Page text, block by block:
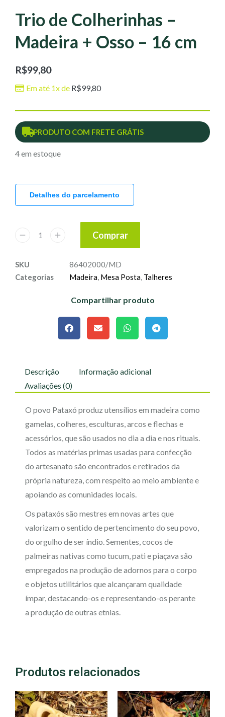
Trio de Colherinhas –
Madeira + Osso – 16 cm
R$99,80
Em até 1x de R$99,80
PRODUTO COM FRETE GRÁTIS
4 em estoque
Detalhes do parcelamento
Comprar
SKU
86402000/MD
Categorias
Madeira, Mesa Posta, Talheres
Compartilhar produto
Descrição
Informação adicional
Avaliações (0)
O povo Pataxó produz utensílios em madeira como
gamelas, colheres, esculturas, arcos e flechas e
acessórios, que são usados no dia a dia e nos rituais.
Todos as matérias primas usadas para confecção
do artesanato são encontrados e retirados da
própria natureza, com respeito ao meio ambiente e
apoiando as comunidades locais.
Os pataxós são mestres em novas artes que
valorizam o sentido de pertencimento do seu povo,
do orgulho de ser índio. Sementes, cocos de
palmeiras nativas como tucum, pati e piaçava são
empregados na produção de adornos para o corpo
e objetos utilitários que alcançaram qualidade
ímpar, destacando-os e representando-os perante
a produção de outras etnias.
Produtos relacionados